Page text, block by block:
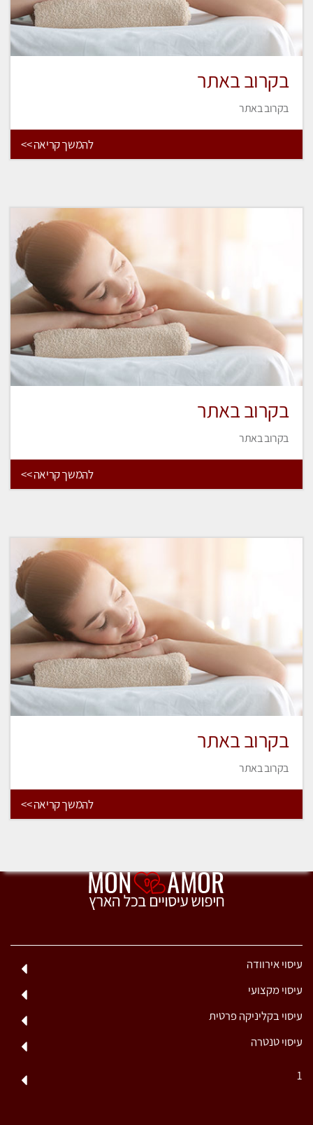
בקרוב באתר
בקרוב באתר
להמשך קריאה >>
בקרוב באתר
בקרוב באתר
להמשך קריאה >>
בקרוב באתר
בקרוב באתר
להמשך קריאה >>
עיסוי אירוודה
עיסוי מקצועי
עיסוי בקליניקה פרטית
עיסוי טנטרה
1